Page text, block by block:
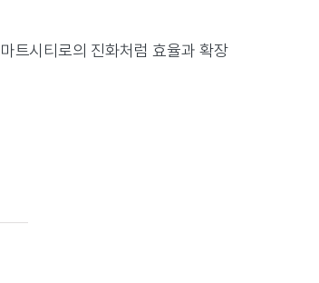
트시티로의 진화처럼 효율과 확장